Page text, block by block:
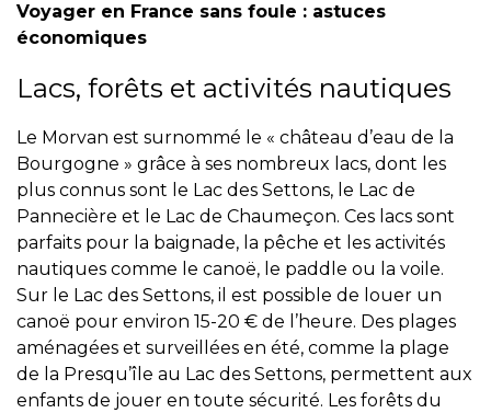
Voyager en France sans foule : astuces
économiques
Lacs, forêts et activités nautiques
Le Morvan est surnommé le « château d’eau de la
Bourgogne » grâce à ses nombreux lacs, dont les
plus connus sont le Lac des Settons, le Lac de
Pannecière et le Lac de Chaumeçon. Ces lacs sont
parfaits pour la baignade, la pêche et les activités
nautiques comme le canoë, le paddle ou la voile.
Sur le Lac des Settons, il est possible de louer un
canoë pour environ 15-20 € de l’heure. Des plages
aménagées et surveillées en été, comme la plage
de la Presqu’île au Lac des Settons, permettent aux
enfants de jouer en toute sécurité. Les forêts du